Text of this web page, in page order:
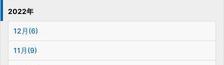
2022年
12月(6)
11月(9)